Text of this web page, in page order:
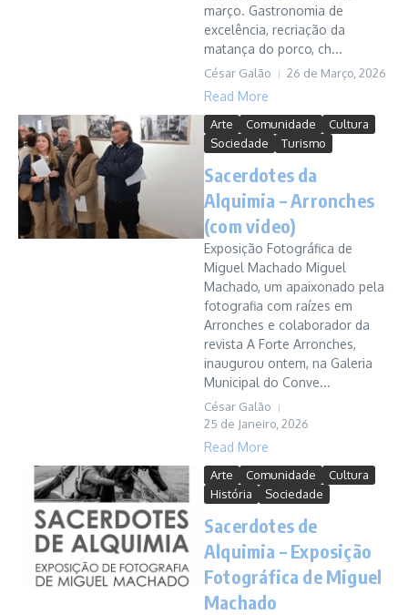
março. Gastronomia de
excelência, recriação da
matança do porco, ch...
César Galão 26 de Março, 2026
Read More
Arte Comunidade
Cultura
Sociedade
Turismo
Sacerdotes da
Alquimia – Arronches
(com video)
Exposição Fotográfica de
Miguel Machado Miguel
Machado, um apaixonado pela
fotografia com raízes em
Arronches e colaborador da
revista A Forte Arronches,
inaugurou ontem, na Galeria
Municipal do Conve...
César Galão
25 de Janeiro, 2026
Read More
Arte Comunidade
Cultura
História
Sociedade
Sacerdotes de
Alquimia – Exposição
Fotográfica de Miguel
Machado